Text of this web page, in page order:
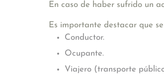
En caso de haber sufrido un
Es importante destacar que
Conductor.
Ocupante.
Viajero (transporte